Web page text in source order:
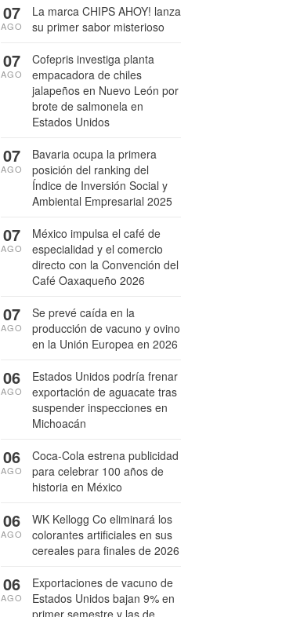
La marca CHIPS AHOY! lanza
su primer sabor misterioso
07
AGO
Cofepris investiga planta
empacadora de chiles
jalapeños en Nuevo León por
brote de salmonela en
Estados Unidos
07
AGO
Bavaria ocupa la primera
posición del ranking del
Índice de Inversión Social y
Ambiental Empresarial 2025
07
AGO
México impulsa el café de
especialidad y el comercio
directo con la Convención del
Café Oaxaqueño 2026
07
AGO
Se prevé caída en la
producción de vacuno y ovino
en la Unión Europea en 2026
07
AGO
Estados Unidos podría frenar
exportación de aguacate tras
suspender inspecciones en
Michoacán
06
AGO
Coca-Cola estrena publicidad
para celebrar 100 años de
historia en México
06
AGO
WK Kellogg Co eliminará los
colorantes artificiales en sus
cereales para finales de 2026
06
AGO
Exportaciones de vacuno de
Estados Unidos bajan 9% en
primer semestre y las de
06
AGO